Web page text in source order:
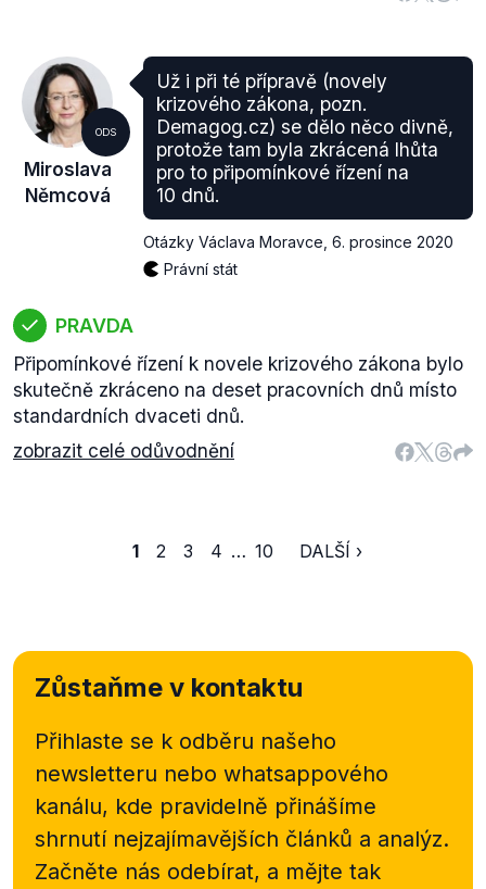
ODS
Miroslava
Němcová
Už i při té přípravě (novely
krizového zákona, pozn.
Demagog.cz) se dělo něco divně,
protože tam byla zkrácená lhůta
pro to připomínkové řízení na
10 dnů.
Otázky Václava Moravce 6. prosince 2020
Právní stát
PRAVDA
Připomínkové řízení k novele krizového zákona bylo
skutečně zkráceno na deset pracovních dnů místo
standardních dvaceti dnů.
zobrazit celé odůvodnění
1 2 3 4 … 10 DALŠÍ ›
Zůstaňme v kontaktu
Přihlaste se k odběru našeho
newsletteru nebo whatsappového
kanálu, kde pravidelně přinášíme
shrnutí nejzajímavějších článků a analýz.
Začněte nás odebírat, a mějte tak